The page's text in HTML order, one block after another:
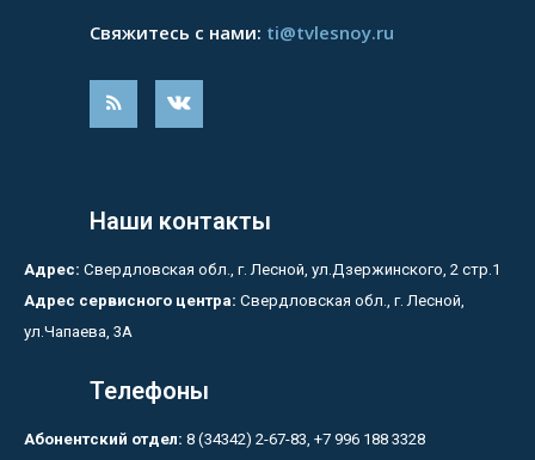
Свяжитесь с нами: ti@tvlesnoy.ru
Наши контакты
Адрес: Свердловская обл., г. Лесной, ул.Дзержинского, 2 стр.1
Адрес сервисного центра: Свердловская обл., г. Лесной,
ул.Чапаева, 3А
Телефоны
Абонентский отдел: 8 (34342) 2-67-83, +7 996 188 3328